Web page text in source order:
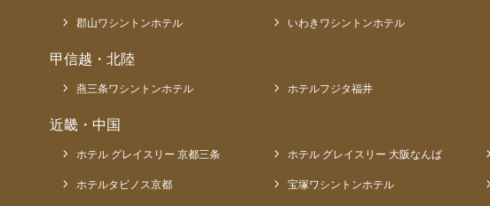
郡山ワシントンホテル いわきワシントンホテル
甲信越・北陸
燕三条ワシントンホテル ホテルフジタ福井
近畿・中国
ホテル グレイスリー 京都三条 ホテル グレイスリー 大阪なんば
ホテルタビノス京都 宝塚ワシントンホテル